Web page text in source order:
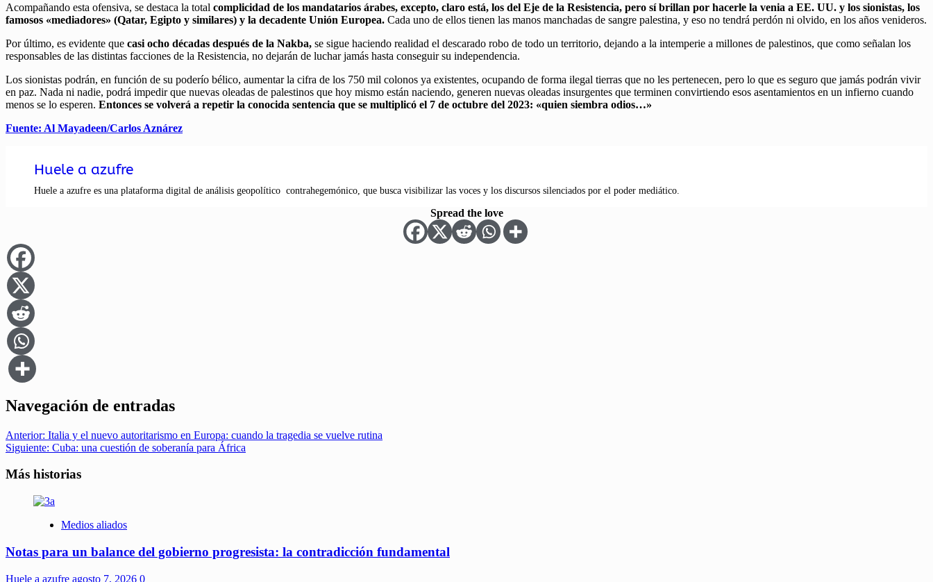
Acompañando esta ofensiva, se destaca la total complicidad de los mandatarios árabes, excepto, claro está, los del Eje de la Resistencia, pero sí brillan por hacerle la venia a EE. UU. y los sionistas, los
famosos «mediadores» (Qatar, Egipto y similares) y la decadente Unión Europea. Cada uno de ellos tienen las manos manchadas de sangre palestina, y eso no tendrá perdón ni olvido, en los años venideros.
Por último, es evidente que casi ocho décadas después de la Nakba, se sigue haciendo realidad el descarado robo de todo un territorio, dejando a la intemperie a millones de palestinos, que como señalan los
responsables de las distintas facciones de la Resistencia, no dejarán de luchar jamás hasta conseguir su independencia.
Los sionistas podrán, en función de su poderío bélico, aumentar la cifra de los 750 mil colonos ya existentes, ocupando de forma ilegal tierras que no les pertenecen, pero lo que es seguro que jamás podrán vivir
en paz. Nada ni nadie, podrá impedir que nuevas oleadas de palestinos que hoy mismo están naciendo, generen nuevas oleadas insurgentes que terminen convirtiendo esos asentamientos en un infierno cuando
menos se lo esperen. Entonces se volverá a repetir la conocida sentencia que se multiplicó el 7 de octubre del 2023: «quien siembra odios…»
Fuente: Al Mayadeen/Carlos Aznárez
Huele a azufre
Huele a azufre es una plataforma digital de análisis geopolítico contrahegemónico, que busca visibilizar las voces y los discursos silenciados por el poder mediático.
Spread the love
Navegación de entradas
Anterior: Italia y el nuevo autoritarismo en Europa: cuando la tragedia se vuelve rutina
Siguiente: Cuba: una cuestión de soberanía para África
Más historias
Medios aliados
Notas para un balance del gobierno progresista: la contradicción fundamental
Huele a azufre agosto 7, 2026 0